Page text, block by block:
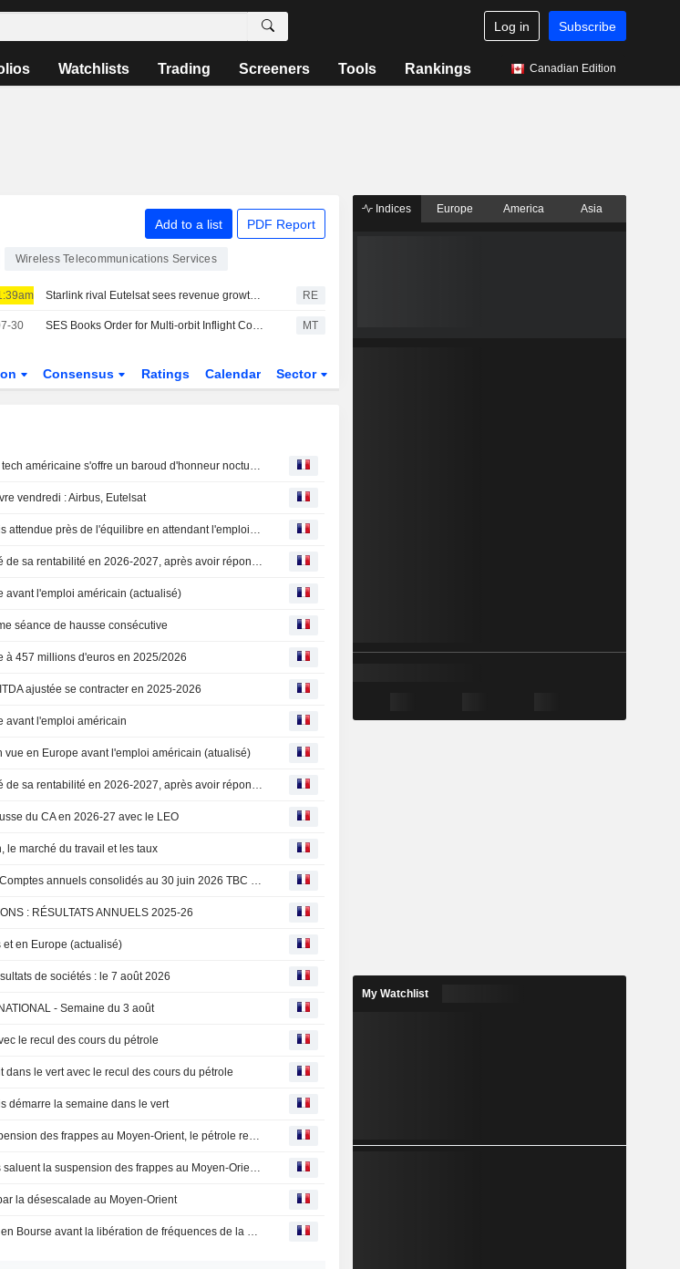
Log in Subscribe
Watchlists Trading Screeners Tools Rankings Canadian Edition
Add to a list PDF Report
Wireless Telecommunications Services
Starlink rival Eutelsat sees revenue growth in 2027 on OneWeb momentum RE
30 SES Books Order for Multi-orbit Inflight Connectivity Service from LATAM Airlines MT
Consensus Ratings Calendar Sector
Bourse : Eutelsat souffre, la tech américaine s'offre un baroud d'honneur nocturne
vendredi : Airbus, Eutelsat
CAC 40 : La Bourse de Paris attendue près de l'équilibre en attendant l'emploi américain
Eutelsat prévoit une stabilité de sa rentabilité en 2026-2027, après avoir répondu aux attentes en 2025-2026
avant l'emploi américain (actualisé)
séance de hausse consécutive
à 457 millions d'euros en 2025/2026
ajustée se contracter en 2025-2026
avant l'emploi américain
vue en Europe avant l'emploi américain (atualisé)
Eutelsat prévoit une stabilité de sa rentabilité en 2026-2027, après avoir répondu aux attentes en 2025-2026
du CA en 2026-27 avec le LEO
le marché du travail et les taux
Eutelsat Communications : Comptes annuels consolidés au 30 juin 2026 TBC (DOC INVESTORS ECOM Consolidated accounts FY25 FR 070826)
: RÉSULTATS ANNUELS 2025-26
et en Europe (actualisé)
de sociétés : le 7 août 2026
- Semaine du 3 août
le recul des cours du pétrole
dans le vert avec le recul des cours du pétrole
démarre la semaine dans le vert
Les Bourses saluent la suspension des frappes au Moyen-Orient, le pétrole recule de 7%
Point marchés-Les Bourses saluent la suspension des frappes au Moyen-Orient, le pétrole recule de 7%
la désescalade au Moyen-Orient
SES et Eutelsat bondissent en Bourse avant la libération de fréquences de la bande C aux USA
Indices Europe America Asia
My Watchlist